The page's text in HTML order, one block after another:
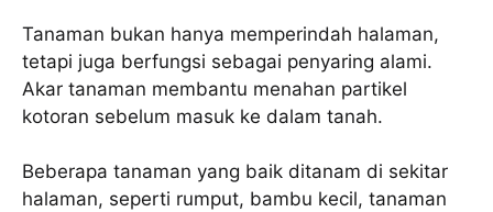
Tanaman bukan hanya memperindah halaman,
tetapi juga berfungsi sebagai penyaring alami.
Akar tanaman membantu menahan partikel
kotoran sebelum masuk ke dalam tanah.
Beberapa tanaman yang baik ditanam di sekitar
halaman, seperti rumput, bambu kecil, tanaman